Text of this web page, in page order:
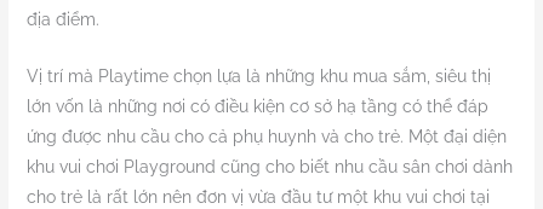
địa điểm.
Vị trí mà Playtime chọn lựa là những khu mua sắm, siêu thị
lớn vốn là những nơi có điều kiện cơ sở hạ tầng có thể đáp
ứng được nhu cầu cho cả phụ huynh và cho trẻ. Một đại diện
khu vui chơi Playground cũng cho biết nhu cầu sân chơi dành
cho trẻ là rất lớn nên đơn vị vừa đầu tư một khu vui chơi tại